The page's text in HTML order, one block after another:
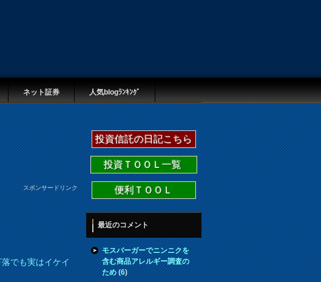
ネット証券 人気blogﾗﾝｷﾝｸﾞ
スポンサードリンク
でも実はイケイ
投資信託の日記こちら
投資ＴＯＯＬ一覧
便利ＴＯＯＬ
最近のコメント
モスバーガーでニンニクを
含む商品アレルギー調査の
ため(6)